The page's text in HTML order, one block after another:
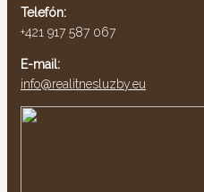
Telefón:
+421 917 587 067
E-mail:
info@realitnesluzby.eu